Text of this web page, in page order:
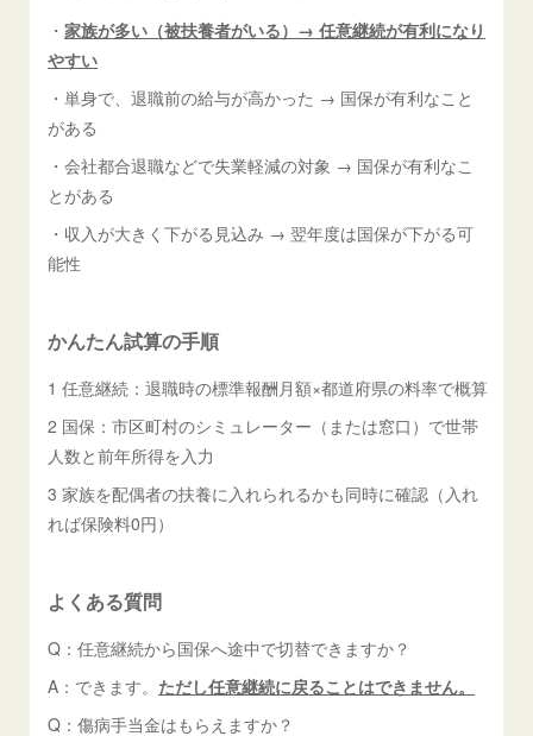
・家族が多い（被扶養者がいる）→ 任意継続が有利になり
やすい
・単身で、退職前の給与が高かった → 国保が有利なこと
がある
・会社都合退職などで失業軽減の対象 → 国保が有利なこ
とがある
・収入が大きく下がる見込み → 翌年度は国保が下がる可
能性
かんたん試算の手順
1 任意継続：退職時の標準報酬月額×都道府県の料率で概算
2 国保：市区町村のシミュレーター（または窓口）で世帯
人数と前年所得を入力
3 家族を配偶者の扶養に入れられるかも同時に確認（入れ
れば保険料0円）
よくある質問
Q：任意継続から国保へ途中で切替できますか？
A：できます。 ただし任意継続に戻ることはできません。
Q：傷病手当金はもらえますか？